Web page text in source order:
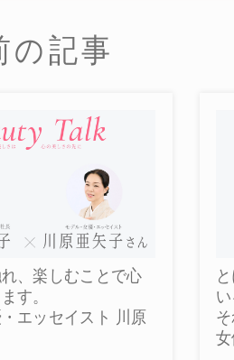
の記事
、楽しむことで心
す。
エッセイスト 川原